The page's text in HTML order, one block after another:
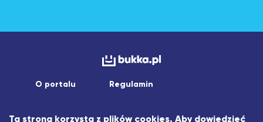
O portalu Regulamin
Ta strona korzysta z plików cookies. Aby dowiedzieć